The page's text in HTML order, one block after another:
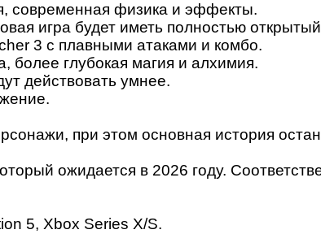
современная физика и эффекты.
игра будет иметь полностью
3 с плавными атаками и комбо.
более глубокая магия и алхимия.
действовать умнее.
при этом основная история
ожидается в 2026 году.
5, Xbox Series X/S.